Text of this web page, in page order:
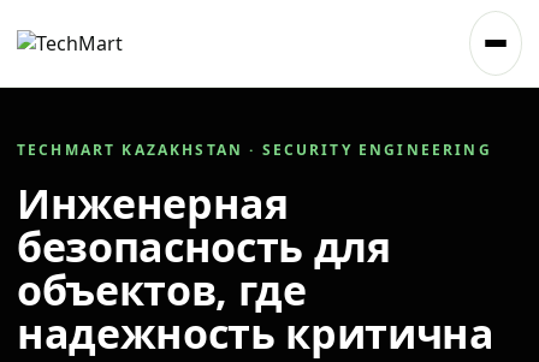
TECHMART KAZAKHSTAN · SECURITY ENGINEERING
Инженерная
безопасность для
объектов, где
надежность критична